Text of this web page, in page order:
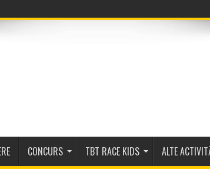
CONCURS TBT RACE KIDS ALTE